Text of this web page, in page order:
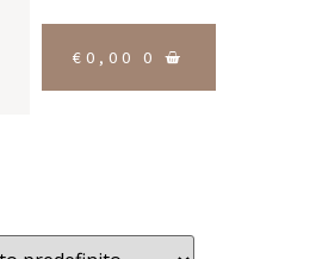
€ 0,00 0